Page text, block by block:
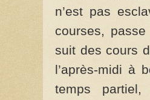
n’est pas
courses,
suit des cours
l’après-midi à
temps